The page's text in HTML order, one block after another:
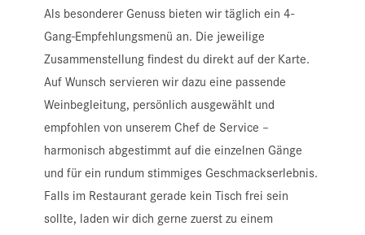
Als besonderer Genuss bieten wir täglich ein 4-
Gang-Empfehlungsmenü an. Die jeweilige
Zusammenstellung findest du direkt auf der Karte.
Auf Wunsch servieren wir dazu eine passende
Weinbegleitung, persönlich ausgewählt und
empfohlen von unserem Chef de Service –
harmonisch abgestimmt auf die einzelnen Gänge
und für ein rundum stimmiges Geschmackserlebnis.
Falls im Restaurant gerade kein Tisch frei sein
sollte, laden wir dich gerne zuerst zu einem